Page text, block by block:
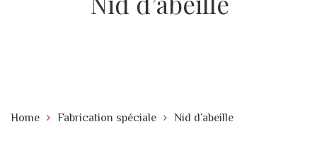
Home Fabrication spéciale Nid d’abeille